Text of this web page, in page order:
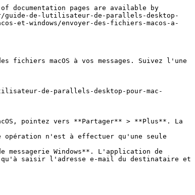
documentation pages are available by
guide-de-lutilisateur-de-parallels-desktop-
et-windows/envoyer-des-fichiers-macos-a-
fichiers macOS à vos messages. Suivez l'une
de-parallels-desktop-pour-mac-
pointez vers **Partager** > **Plus**. La
opération n'est à effectuer qu'une seule
Windows**. L'application de
qu'à saisir l'adresse e-mail du destinataire et